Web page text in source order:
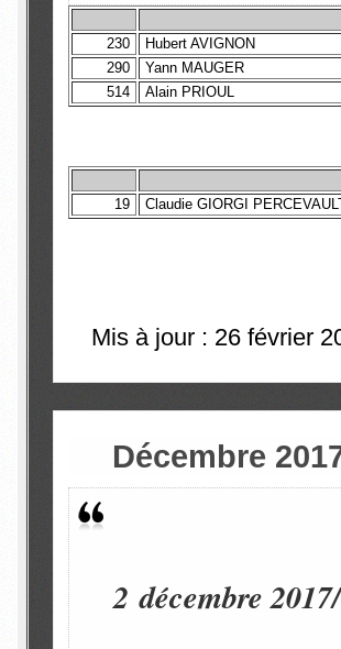
230
Hubert AVIGNON
290
Yann MAUGER
514
Alain PRIOUL
19
Claudie GIORGI
Mis à jour : 26 février
Décembre
2 décembre